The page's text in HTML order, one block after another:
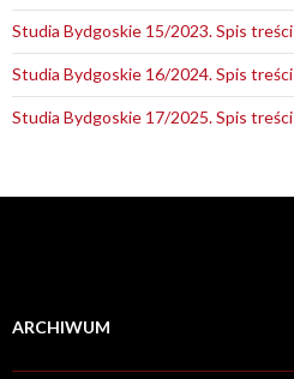
Studia Bydgoskie 15/2023. Spis treści
Studia Bydgoskie 16/2024. Spis treści
Studia Bydgoskie 17/2025. Spis treści
ARCHIWUM